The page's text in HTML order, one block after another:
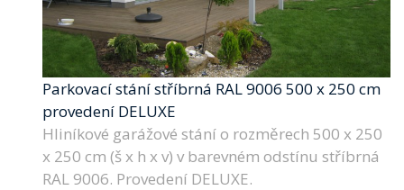
Parkovací stání stříbrná RAL 9006 500 x 250 cm
provedení DELUXE
Hliníkové garážové stání o rozměrech 500 x 250
x 250 cm (š x h x v) v barevném odstínu stříbrná
RAL 9006. Provedení DELUXE.